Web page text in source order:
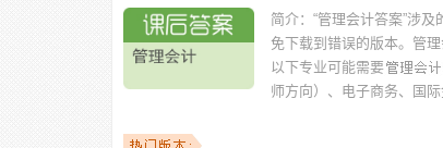
简介： “管理会计答案”涉
免下载到错误的版本。 管
以下专业可能需要
师方向）、电子商务、国
：上海财经
业大学、东华大学、山东工商学院 等。